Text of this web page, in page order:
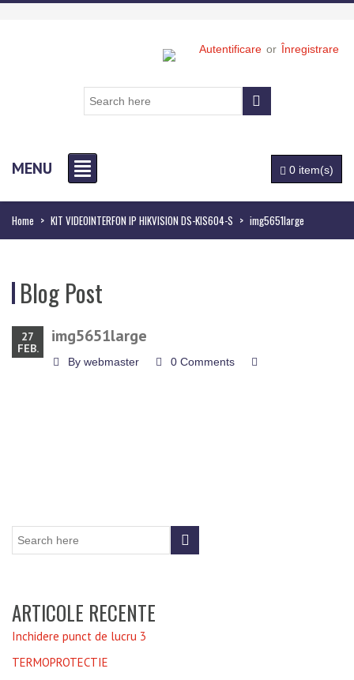
Autentificare or Înregistrare
MENU 0 item(s)
Home > KIT VIDEOINTERFON IP HIKVISION DS-KIS604-S > img5651large
Blog Post
27
FEB.
img5651large
By webmaster 0 Comments
ARTICOLE RECENTE
Inchidere punct de lucru 3
TERMOPROTECTIE